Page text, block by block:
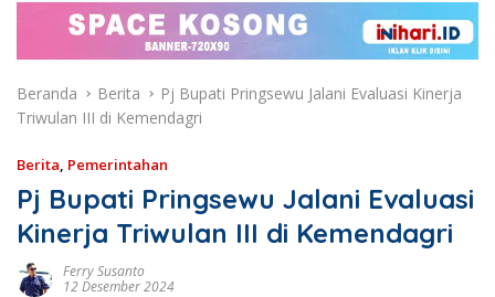
Beranda Berita
Pj Bupati Pringsewu Jalani Evaluasi Kinerja
Triwulan III di Kemendagri
Berita, Pemerintahan
Pj Bupati Pringsewu Jalani Evaluasi
Kinerja Triwulan III di Kemendagri
Ferry Susanto
12 Desember 2024